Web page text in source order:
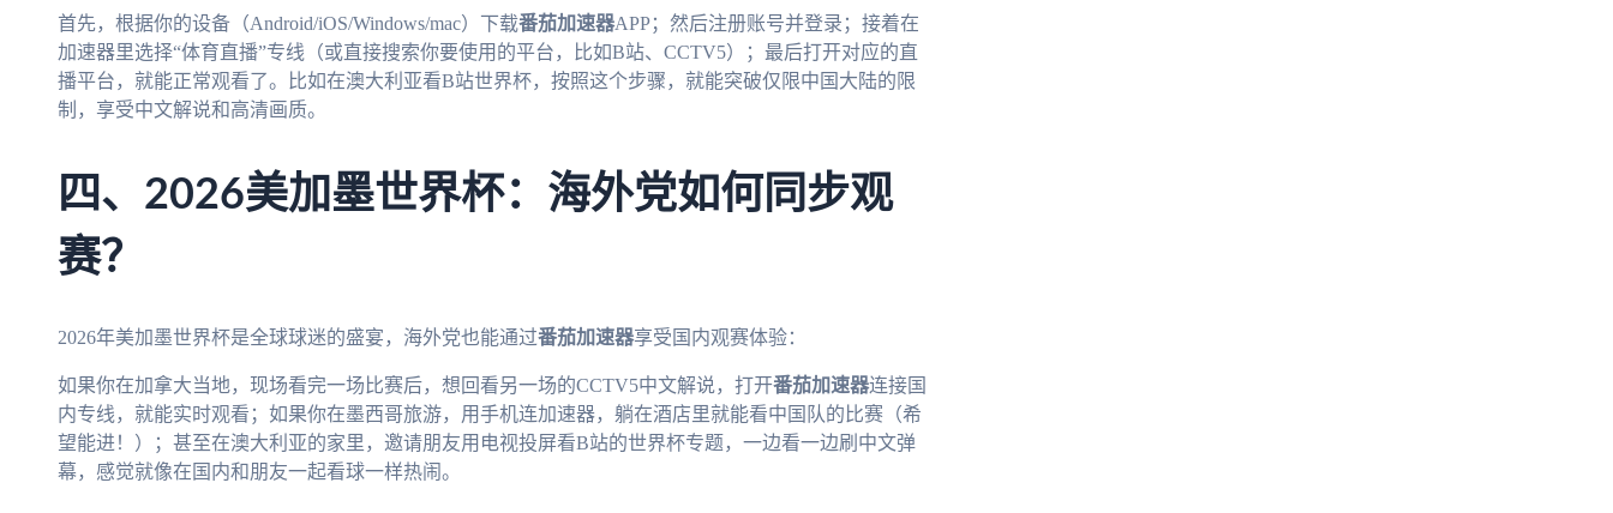
首先，根据你的设备（Android/iOS/Windows/mac）下载番茄加速器APP；然后注册账号并登录；接着在
加速器里选择“体育直播”专线（或直接搜索你要使用的平台，比如B站、CCTV5）；最后打开对应的直
播平台，就能正常观看了。比如在澳大利亚看B站世界杯，按照这个步骤，就能突破仅限中国大陆的限
制，享受中文解说和高清画质。
四、2026美加墨世界杯：海外党如何同步观
赛？
2026年美加墨世界杯是全球球迷的盛宴，海外党也能通过番茄加速器享受国内观赛体验：
如果你在加拿大当地，现场看完一场比赛后，想回看另一场的CCTV5中文解说，打开番茄加速器连接国
内专线，就能实时观看；如果你在墨西哥旅游，用手机连加速器，躺在酒店里就能看中国队的比赛（希
望能进！）；甚至在澳大利亚的家里，邀请朋友用电视投屏看B站的世界杯专题，一边看一边刷中文弹
幕，感觉就像在国内和朋友一起看球一样热闹。